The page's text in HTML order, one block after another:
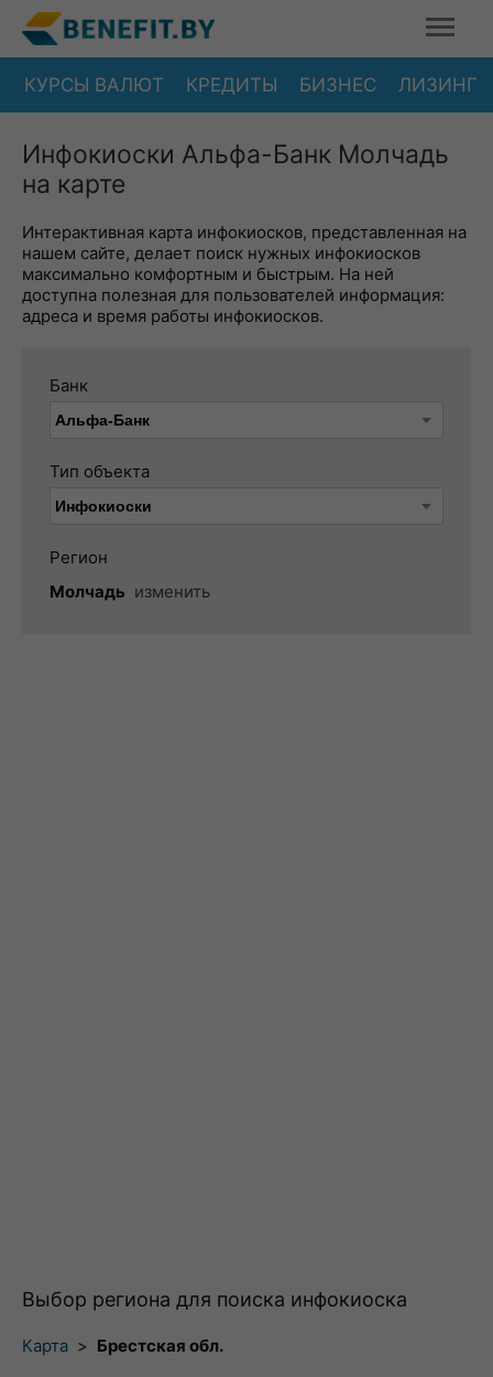
КУРСЫ ВАЛЮТ КРЕДИТЫ БИЗНЕС ЛИЗИНГ
Инфокиоски Альфа-Банк Молчадь
на карте
Интерактивная карта инфокиосков, представленная на
нашем сайте, делает поиск нужных инфокиосков
максимально комфортным и быстрым. На ней
доступна полезная для пользователей информация:
адреса и время работы инфокиосков.
Банк
Тип объекта
Регион
Молчадь изменить
Выбор региона для поиска инфокиоска
Карта > Брестская обл.